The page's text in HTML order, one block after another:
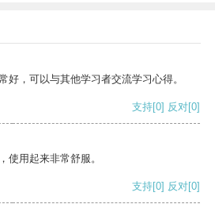
好，可以与其他学习者交流学习心得。
支持[0] 反对[0]
使用起来非常舒服。
支持[0] 反对[0]